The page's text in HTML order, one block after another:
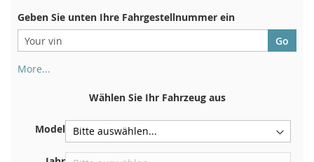
Geben Sie unten Ihre Fahrgestellnummer ein
More...
Zulassungsbescheinigung. Und auch im Auto
Auf der Bodenplatte für den rechten Vordersitz
Zentrieren Sie es an der Trennwand unter der Haube
Wählen Sie Ihr Fahrzeug aus
Model